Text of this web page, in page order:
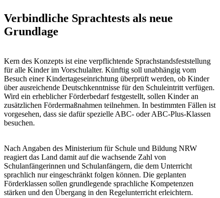
Verbindliche Sprachtests als neue
Grundlage
Kern des Konzepts ist eine verpflichtende Sprachstandsfeststellung
für alle Kinder im Vorschulalter. Künftig soll unabhängig vom
Besuch einer Kindertageseinrichtung überprüft werden, ob Kinder
über ausreichende Deutschkenntnisse für den Schuleintritt verfügen.
Wird ein erheblicher Förderbedarf festgestellt, sollen Kinder an
zusätzlichen Fördermaßnahmen teilnehmen. In bestimmten Fällen ist
vorgesehen, dass sie dafür spezielle ABC- oder ABC-Plus-Klassen
besuchen.
Nach Angaben des Ministerium für Schule und Bildung NRW
reagiert das Land damit auf die wachsende Zahl von
Schulanfängerinnen und Schulanfängern, die dem Unterricht
sprachlich nur eingeschränkt folgen können. Die geplanten
Förderklassen sollen grundlegende sprachliche Kompetenzen
stärken und den Übergang in den Regelunterricht erleichtern.